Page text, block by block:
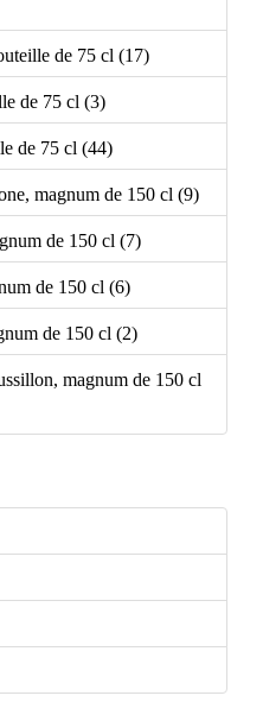
de 75 cl (17)
de 75 cl (3)
de 75 cl (44)
magnum de 150 cl (9)
de 150 cl (7)
de 150 cl (6)
de 150 cl (2)
magnum de 150 cl